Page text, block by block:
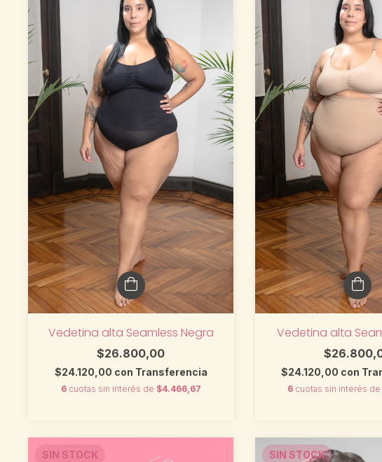
Vedetina alta Seamless Negra
$26.800,00
$24.120,00 con Transferencia
6 cuotas sin interés de $4.466,67
Vedetina alta
$24.120,00 con
6 cuotas sin interés de
SIN STOCK SIN STOCK